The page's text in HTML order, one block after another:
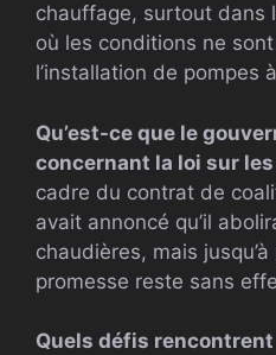
chauffage, surtout dans
où les conditions ne
l’installation de pompes
Qu’est-ce que le
concernant la loi sur
cadre du contrat de
avait annoncé qu’il
chaudières, mais
promesse reste sans
Quels défis